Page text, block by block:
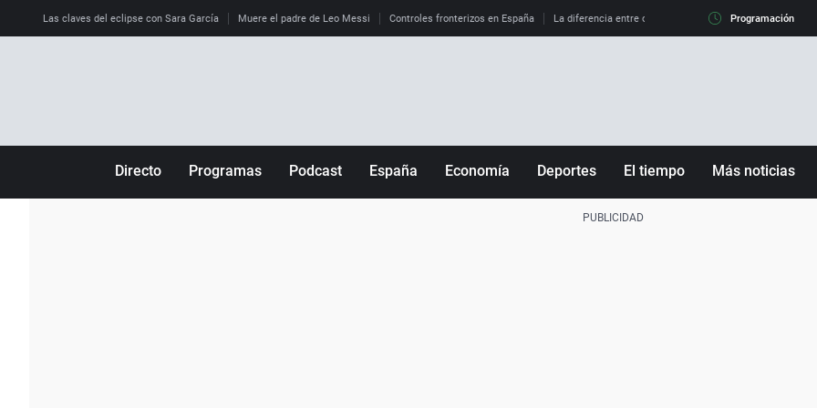
Las claves del eclipse con Sara García Muere el padre de Leo Messi Controles fronterizos en España La diferencia entre observar el eclipse al 99% y al 100%
Programación
Directo Programas Podcast España Economía Deportes El tiempo Más noticias